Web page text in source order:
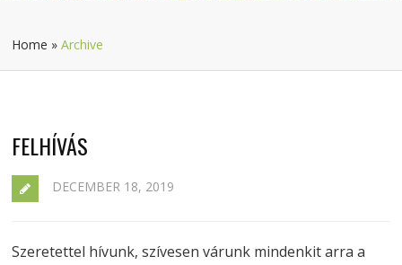
Home »Archive
FELHÍVÁS
DECEMBER 18, 2019
Szeretettel hívunk, szívesen várunk mindenkit arra a